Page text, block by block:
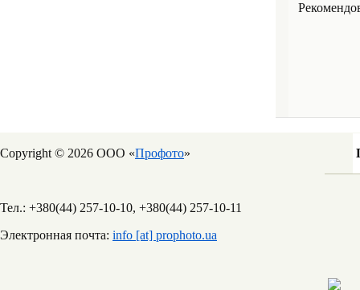
Copyright © 2026 ООО «Профото»
Тел.: +380(44) 257-10-10, +380(44) 257-10-11
Электронная почта: info [at] prophoto.ua